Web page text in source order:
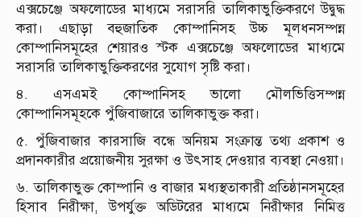
এক্সচেঞ্জে অফলোডের মাধ্যমে সরাসরি তালিকাভুক্তিকরণে উদ্বুদ্ধ
করা। এছাড়া বহুজাতিক কোম্পানিসহ উচ্চ মূলধনসম্পন্ন
কোম্পানিসমূহের শেয়ারও স্টক এক্সচেঞ্জে অফলোডের মাধ্যমে
সরাসরি তালিকাভুক্তিকরণের সুযোগ সৃষ্টি করা।
৪. এসএমই কোম্পানিসহ ভালো মৌলভিত্তিসম্পন্ন
কোম্পানিসমূহকে পুঁজিবাজারে তালিকাভুক্ত করা।
৫. পুঁজিবাজার কারসাজি বন্ধে অনিয়ম সংক্রান্ত তথ্য প্রকাশ ও
প্রদানকারীর প্রয়োজনীয় সুরক্ষা ও উৎসাহ দেওয়ার ব্যবস্থা নেওয়া।
৬. তালিকাভুক্ত কোম্পানি ও বাজার মধ্যস্থতাকারী প্রতিষ্ঠানসমূহের
হিসাব নিরীক্ষা, উপর্যুক্ত অডিটরের মাধ্যমে নিরীক্ষার নিমিত্ত